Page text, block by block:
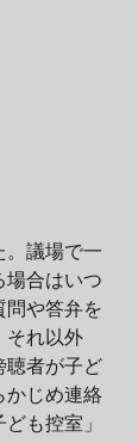
議場で一
合はいつ
問や答弁を
それ以外
聴者が子ど
かじめ連絡
も控室」